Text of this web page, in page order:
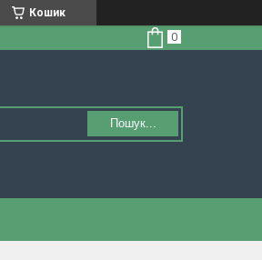
Кошик
Пошук...